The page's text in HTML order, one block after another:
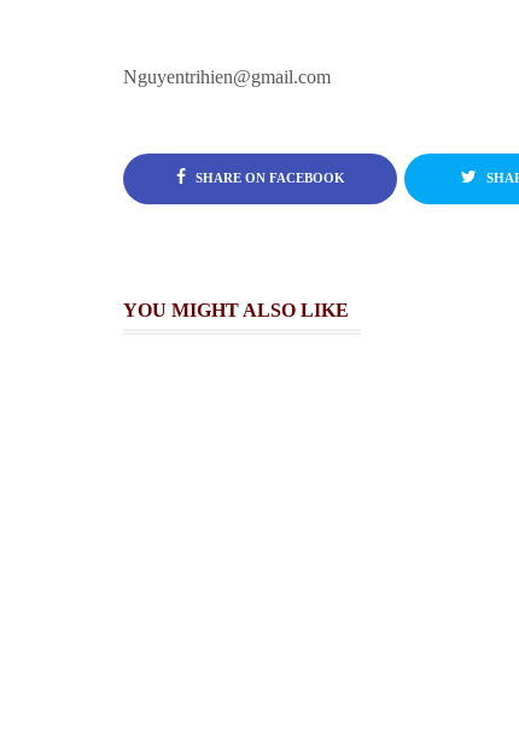
Nguyentrihien@gmail.com
SHARE ON FACEBOOK
YOU MIGHT ALSO LIKE